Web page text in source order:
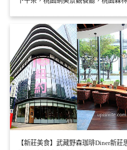
【新莊美食】武藏野森珈琲Diner新